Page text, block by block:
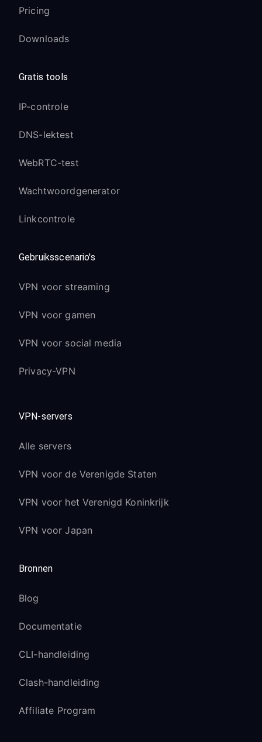
Pricing
Downloads
Gratis tools
IP-controle
DNS-lektest
WebRTC-test
Wachtwoordgenerator
Linkcontrole
Gebruiksscenario's
VPN voor streaming
VPN voor gamen
VPN voor social media
Privacy-VPN
VPN-servers
Alle servers
VPN voor de Verenigde Staten
VPN voor het Verenigd Koninkrijk
VPN voor Japan
Bronnen
Blog
Documentatie
CLI-handleiding
Clash-handleiding
Affiliate Program